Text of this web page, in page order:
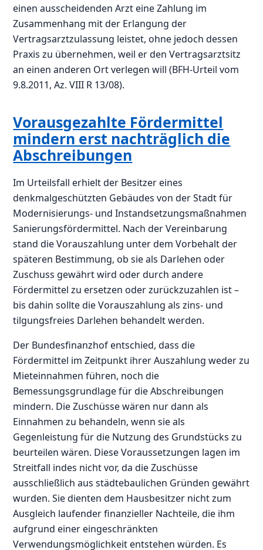
einen ausscheidenden Arzt eine Zahlung im
Zusammenhang mit der Erlangung der
Vertragsarztzulassung leistet, ohne jedoch dessen
Praxis zu übernehmen, weil er den Vertragsarztsitz
an einen anderen Ort verlegen will (BFH-Urteil vom
9.8.2011, Az. VIII R 13/08).
Vorausgezahlte Fördermittel
mindern erst nachträglich die
Abschreibungen
Im Urteilsfall erhielt der Besitzer eines
denkmalgeschützten Gebäudes von der Stadt für
Modernisierungs- und Instandsetzungsmaßnahmen
Sanierungsfördermittel. Nach der Vereinbarung
stand die Vorauszahlung unter dem Vorbehalt der
späteren Bestimmung, ob sie als Darlehen oder
Zuschuss gewährt wird oder durch andere
Fördermittel zu ersetzen oder zurückzuzahlen ist –
bis dahin sollte die Vorauszahlung als zins- und
tilgungsfreies Darlehen behandelt werden.
Der Bundesfinanzhof entschied, dass die
Fördermittel im Zeitpunkt ihrer Auszahlung weder zu
Mieteinnahmen führen, noch die
Bemessungsgrundlage für die Abschreibungen
mindern. Die Zuschüsse wären nur dann als
Einnahmen zu behandeln, wenn sie als
Gegenleistung für die Nutzung des Grundstücks zu
beurteilen wären. Diese Voraussetzungen lagen im
Streitfall indes nicht vor, da die Zuschüsse
ausschließlich aus städtebaulichen Gründen gewährt
wurden. Sie dienten dem Hausbesitzer nicht zum
Ausgleich laufender finanzieller Nachteile, die ihm
aufgrund einer eingeschränkten
Verwendungsmöglichkeit entstehen würden. Es